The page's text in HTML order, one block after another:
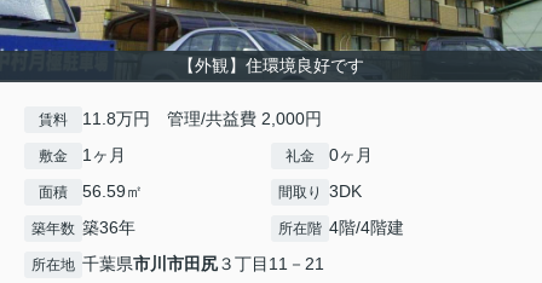
【外観】住環境良好です
賃料 11.8万円 管理/共益費 2,000円
敷金 1ヶ月 礼金 0ヶ月
面積 56.59㎡ 間取り 3DK
築年数 築36年 所在階 4階/4階建
所在地 千葉県市川市田尻３丁目11－21